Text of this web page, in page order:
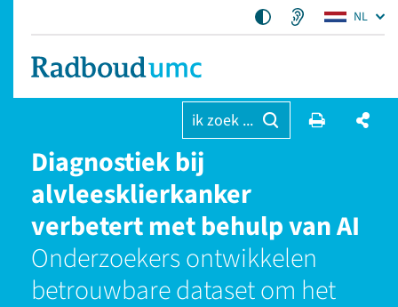
NL
ik zoek ...
Diagnostiek bij
alvleesklierkanker
verbetert met behulp van AI
Onderzoekers ontwikkelen
betrouwbare dataset om het